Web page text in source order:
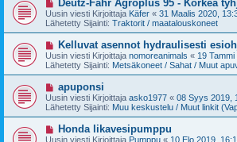
e
s
t
u
s
i
v
e
s
t
Deutz-Fahr Agroplus 95 - Korkea
Uusin viesti Kirjoittaja Käfer « 31 Maalis 2020,
Lähetetty Sijainti: Traktorit / maatalouskoneet
U
u
s
i
e
s
t
Kelluvat asennot hydraulisesti
Uusin viesti Kirjoittaja nomoreanimals « 19
Lähetetty Sijainti: Metsäkoneet / Sahat / Muut
U
u
s
i
v
apuponsi
Uusin viesti Kirjoittaja asko1977 « 08 Syys 2019,
Lähetetty Sijainti: Muu keskustelu / Muut linkit
U
u
Honda likavesipumppu
Uusin viesti Kirjoittaja Pumppu « 10 Elo 2019,